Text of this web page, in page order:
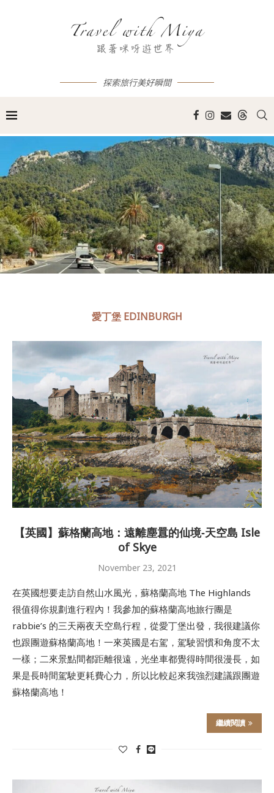
探索旅行美好瞬間
愛丁堡 EDINBURGH
【英國】蘇格蘭高地：遠離塵囂的仙境‐天空島 Isle
of Skye
November 23, 2021
在英國想要走訪自然山水風光，蘇格蘭高地 The Highlands
很值得你規劃進行程內！我參加的蘇格蘭高地旅行團是
rabbie’s 的三天兩夜天空島行程，從愛丁堡出發，我很建議你
也跟團遊蘇格蘭高地！一來英國是右駕，駕駛習慣和角度不太
一樣；二來景點間都距離很遠，光坐車都覺得時間很漫長，如
果是長時間駕駛更耗費心力，所以比較起來我強烈建議跟團遊
蘇格蘭高地！
繼續閱讀